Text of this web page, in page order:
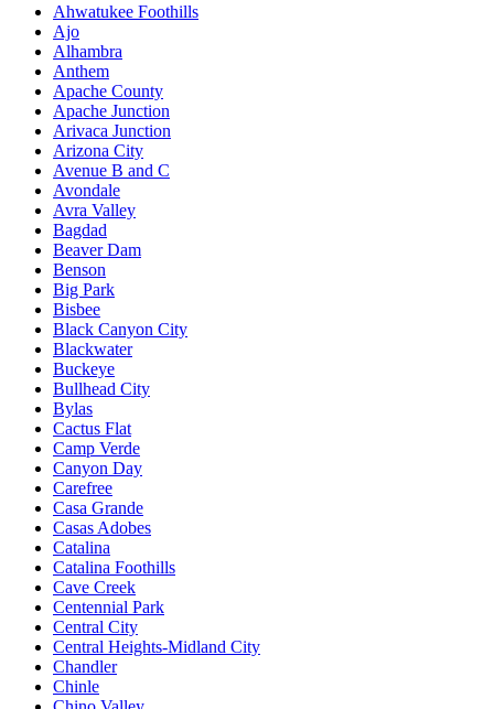
Ahwatukee Foothills
Ajo
Alhambra
Anthem
Apache County
Apache Junction
Arivaca Junction
Arizona City
Avenue B and C
Avondale
Avra Valley
Bagdad
Beaver Dam
Benson
Big Park
Bisbee
Black Canyon City
Blackwater
Buckeye
Bullhead City
Bylas
Cactus Flat
Camp Verde
Canyon Day
Carefree
Casa Grande
Casas Adobes
Catalina
Catalina Foothills
Cave Creek
Centennial Park
Central City
Central Heights-Midland City
Chandler
Chinle